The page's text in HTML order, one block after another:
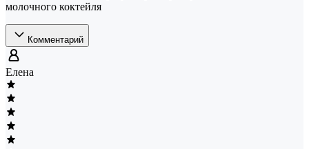
молочного коктейля
Комментарий
Елена